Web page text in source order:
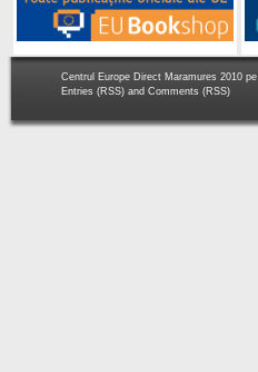
Centrul Europe Direct Maramures 2010 pe
Entries (RSS) and Comments (RSS)